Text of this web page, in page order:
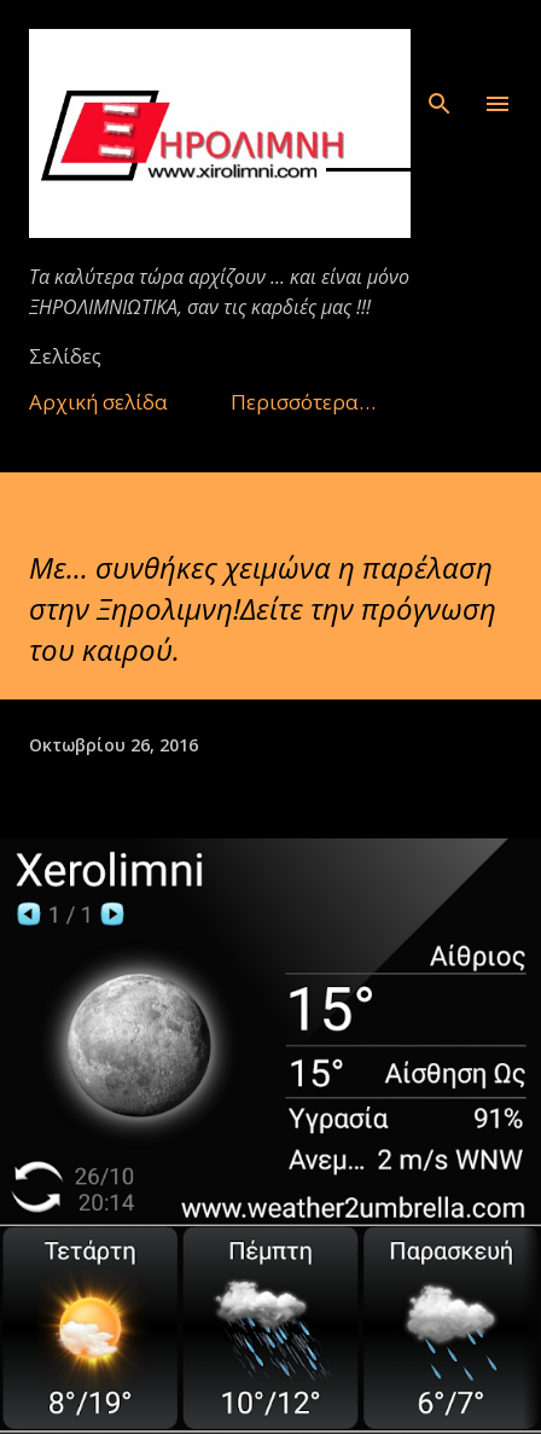
Μετάβαση στο κύριο περιεχόμενο
Τα καλύτερα τώρα αρχίζουν ... και είναι μόνο
ΞΗΡΟΛΙΜΝΙΩΤΙΚΑ, σαν τις καρδιές μας !!!
Σελίδες
Αρχική σελίδα
Περισσότερα…
Με... συνθήκες χειμώνα η παρέλαση
στην Ξηρολιμνη!Δείτε την πρόγνωση
του καιρού.
Οκτωβρίου 26, 2016